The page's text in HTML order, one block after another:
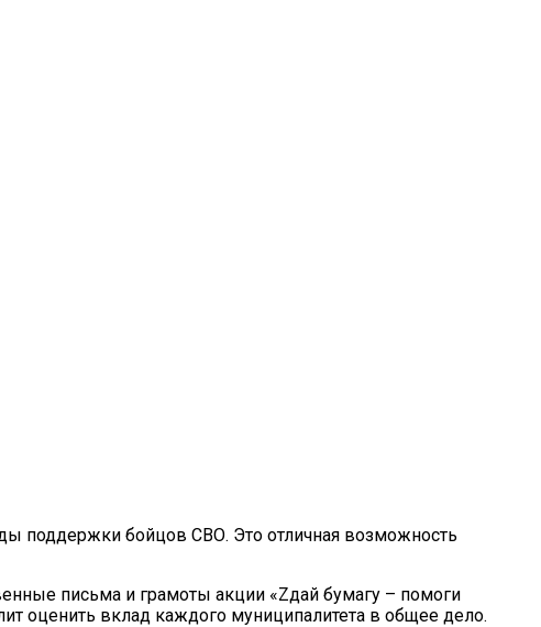
поддержки бойцов СВО. Это отличная возможность
письма и грамоты акции «Zдай бумагу – помоги
оценить вклад каждого муниципалитета в общее дело.